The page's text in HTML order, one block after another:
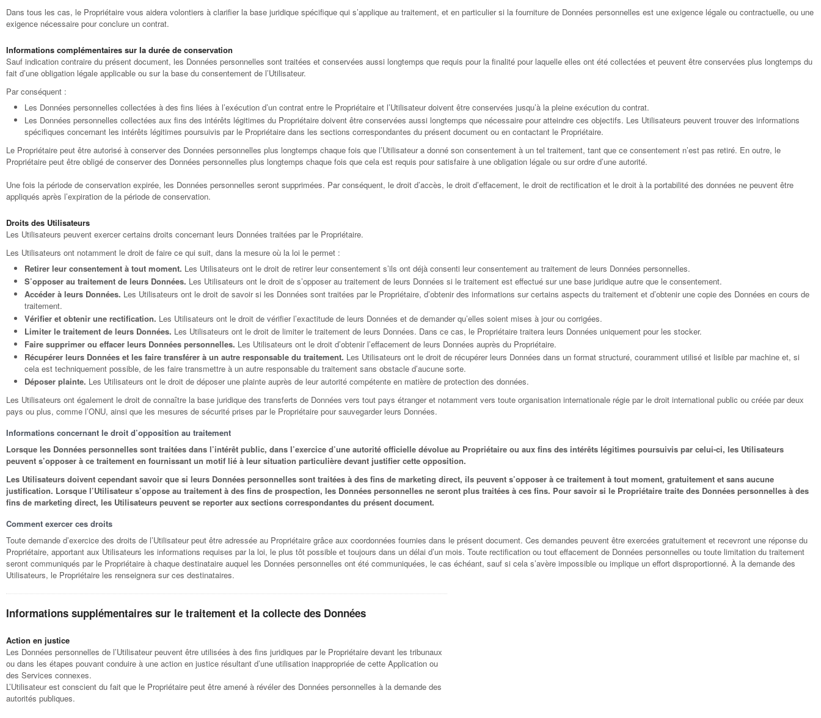
Dans tous les cas, le Propriétaire vous aidera volontiers à clarifier la base juridique spécifique qui s’applique au traitement, et en particulier si la fourniture de Données personnelles est une exigence légale ou contractuelle, ou une
exigence nécessaire pour conclure un contrat.
Informations complémentaires sur la durée de conservation
Sauf indication contraire du présent document, les Données personnelles sont traitées et conservées aussi longtemps que requis pour la finalité pour laquelle elles ont été collectées et peuvent être conservées plus longtemps du
fait d’une obligation légale applicable ou sur la base du consentement de l’Utilisateur.
Par conséquent :
Les Données personnelles collectées à des fins liées à l’exécution d’un contrat entre le Propriétaire et l’Utilisateur doivent être conservées jusqu’à la pleine exécution du contrat.
Les Données personnelles collectées aux fins des intérêts légitimes du Propriétaire doivent être conservées aussi longtemps que nécessaire pour atteindre ces objectifs. Les Utilisateurs peuvent trouver des informations
spécifiques concernant les intérêts légitimes poursuivis par le Propriétaire dans les sections correspondantes du présent document ou en contactant le Propriétaire.
Le Propriétaire peut être autorisé à conserver des Données personnelles plus longtemps chaque fois que l’Utilisateur a donné son consentement à un tel traitement, tant que ce consentement n’est pas retiré. En outre, le
Propriétaire peut être obligé de conserver des Données personnelles plus longtemps chaque fois que cela est requis pour satisfaire à une obligation légale ou sur ordre d’une autorité.
Une fois la période de conservation expirée, les Données personnelles seront supprimées. Par conséquent, le droit d’accès, le droit d’effacement, le droit de rectification et le droit à la portabilité des données ne peuvent être
appliqués après l’expiration de la période de conservation.
Droits des Utilisateurs
Les Utilisateurs peuvent exercer certains droits concernant leurs Données traitées par le Propriétaire.
Les Utilisateurs ont notamment le droit de faire ce qui suit, dans la mesure où la loi le permet :
Retirer leur consentement à tout moment. Les Utilisateurs ont le droit de retirer leur consentement s’ils ont déjà consenti leur consentement au traitement de leurs Données personnelles.
S’opposer au traitement de leurs Données. Les Utilisateurs ont le droit de s’opposer au traitement de leurs Données si le traitement est effectué sur une base juridique autre que le consentement.
Accéder à leurs Données. Les Utilisateurs ont le droit de savoir si les Données sont traitées par le Propriétaire, d’obtenir des informations sur certains aspects du traitement et d’obtenir une copie des Données en cours de
traitement.
Vérifier et obtenir une rectification. Les Utilisateurs ont le droit de vérifier l’exactitude de leurs Données et de demander qu’elles soient mises à jour ou corrigées.
Limiter le traitement de leurs Données. Les Utilisateurs ont le droit de limiter le traitement de leurs Données. Dans ce cas, le Propriétaire traitera leurs Données uniquement pour les stocker.
Faire supprimer ou effacer leurs Données personnelles. Les Utilisateurs ont le droit d’obtenir l’effacement de leurs Données auprès du Propriétaire.
Récupérer leurs Données et les faire transférer à un autre responsable du traitement. Les Utilisateurs ont le droit de récupérer leurs Données dans un format structuré, couramment utilisé et lisible par machine et, si
cela est techniquement possible, de les faire transmettre à un autre responsable du traitement sans obstacle d’aucune sorte.
Déposer plainte. Les Utilisateurs ont le droit de déposer une plainte auprès de leur autorité compétente en matière de protection des données.
Les Utilisateurs ont également le droit de connaître la base juridique des transferts de Données vers tout pays étranger et notamment vers toute organisation internationale régie par le droit international public ou créée par deux
pays ou plus, comme l’ONU, ainsi que les mesures de sécurité prises par le Propriétaire pour sauvegarder leurs Données.
Informations concernant le droit d’opposition au traitement
Lorsque les Données personnelles sont traitées dans l’intérêt public, dans l’exercice d’une autorité officielle dévolue au Propriétaire ou aux fins des intérêts légitimes poursuivis par celui-ci, les Utilisateurs
peuvent s’opposer à ce traitement en fournissant un motif lié à leur situation particulière devant justifier cette opposition.
Les Utilisateurs doivent cependant savoir que si leurs Données personnelles sont traitées à des fins de marketing direct, ils peuvent s’opposer à ce traitement à tout moment, gratuitement et sans aucune
justification. Lorsque l’Utilisateur s’oppose au traitement à des fins de prospection, les Données personnelles ne seront plus traitées à ces fins. Pour savoir si le Propriétaire traite des Données personnelles à des
fins de marketing direct, les Utilisateurs peuvent se reporter aux sections correspondantes du présent document.
Comment exercer ces droits
Toute demande d’exercice des droits de l’Utilisateur peut être adressée au Propriétaire grâce aux coordonnées fournies dans le présent document. Ces demandes peuvent être exercées gratuitement et recevront une réponse du
Propriétaire, apportant aux Utilisateurs les informations requises par la loi, le plus tôt possible et toujours dans un délai d’un mois. Toute rectification ou tout effacement de Données personnelles ou toute limitation du traitement
seront communiqués par le Propriétaire à chaque destinataire auquel les Données personnelles ont été communiquées, le cas échéant, sauf si cela s’avère impossible ou implique un effort disproportionné. À la demande des
Utilisateurs, le Propriétaire les renseignera sur ces destinataires.
Informations supplémentaires sur le traitement et la collecte des Données
Action en justice
Les Données personnelles de l’Utilisateur peuvent être utilisées à des fins juridiques par le Propriétaire devant les tribunaux
ou dans les étapes pouvant conduire à une action en justice résultant d’une utilisation inappropriée de cette Application ou
des Services connexes.
L’Utilisateur est conscient du fait que le Propriétaire peut être amené à révéler des Données personnelles à la demande des
autorités publiques.